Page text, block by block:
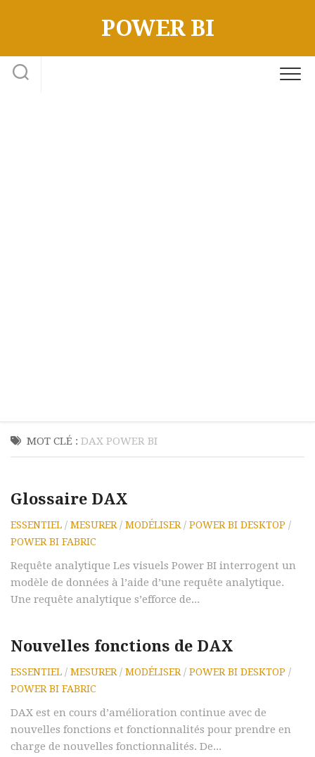
POWER BI
MOT CLÉ : DAX POWER BI
Glossaire DAX
ESSENTIEL / MESURER / MODÉLISER / POWER BI DESKTOP /
POWER BI FABRIC
Requête analytique Les visuels Power BI interrogent un
modèle de données à l’aide d’une requête analytique.
Une requête analytique s’efforce de...
Nouvelles fonctions de DAX
ESSENTIEL / MESURER / MODÉLISER / POWER BI DESKTOP /
POWER BI FABRIC
DAX est en cours d’amélioration continue avec de
nouvelles fonctions et fonctionnalités pour prendre en
charge de nouvelles fonctionnalités. De...